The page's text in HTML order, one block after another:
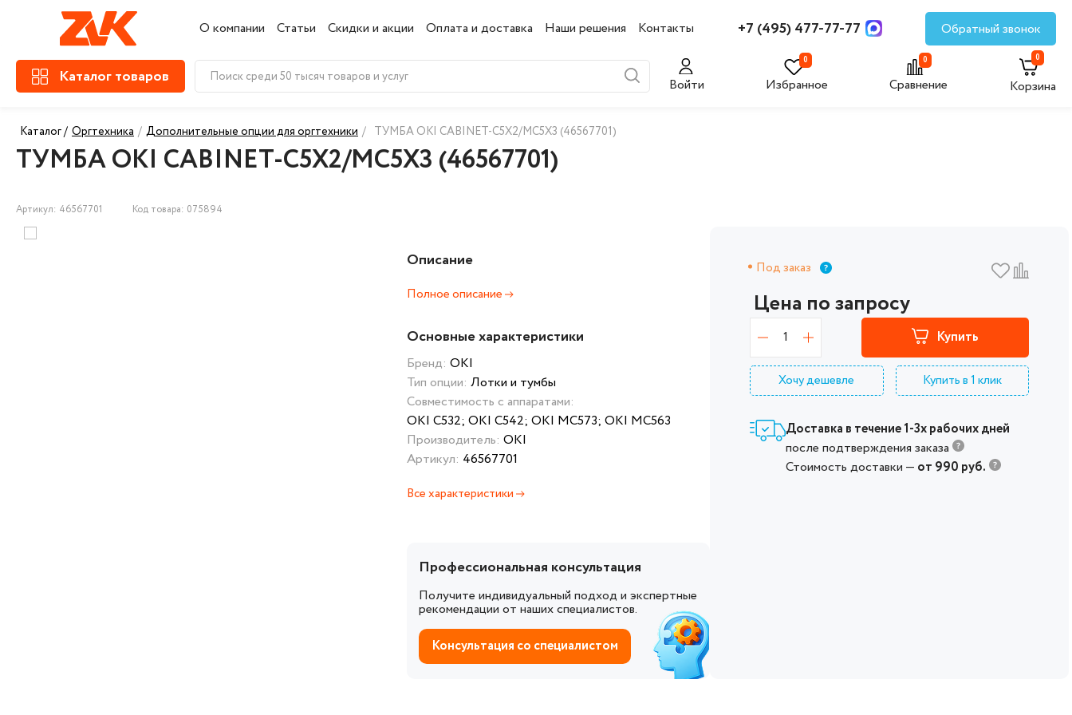
О компании Статьи Скидки и акции Оплата и доставка Наши решения Контакты +7 (495) 477-77-77 Обратный звонок
Каталог товаров Войти
0
Избранное
0
Сравнение
0
Корзина
Каталог / Оргтехника / Дополнительные опции для оргтехники / ТУМБА OKI CABINET-C5X2/MC5X3 (46567701)
ТУМБА OKI CABINET-C5X2/MC5X3 (46567701)
Артикул: 46567701 Код товара: 075894
Описание
Полное описание
Основные характеристики
Бренд: OKI
Тип опции: Лотки и тумбы
Совместимость с аппаратами:
OKI C532; OKI C542; OKI MC573; OKI MC563
Производитель: OKI
Артикул: 46567701
Все характеристики
Профессиональная консультация
Получите индивидуальный подход и экспертные
рекомендации от наших специалистов.
Консультация со специалистом
Под заказ
Цена по запросу
1 Купить
Хочу дешевле Купить в 1 клик
Доставка в течение 1-3х рабочих дней
после подтверждения заказа
Стоимость доставки — от 990 руб.